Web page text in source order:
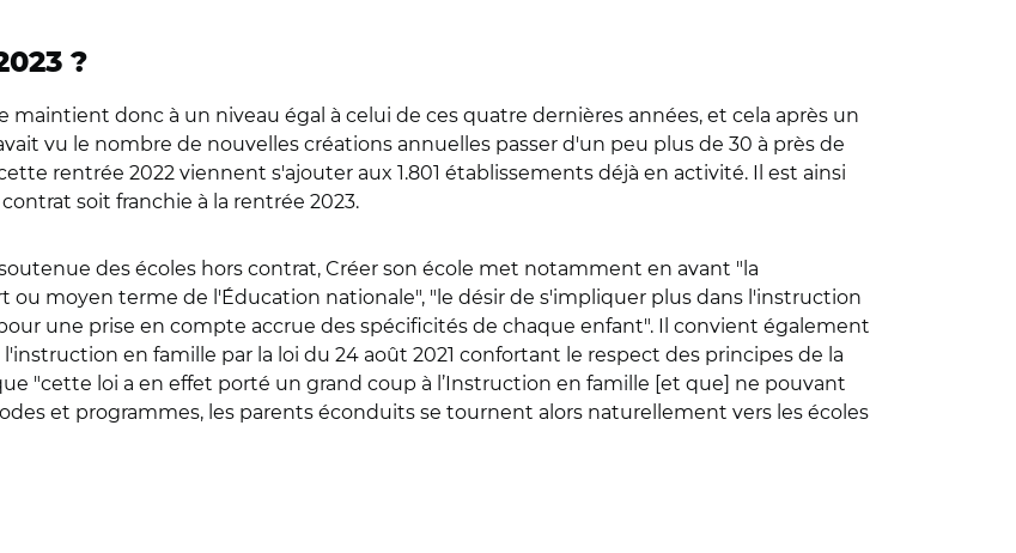
?
maintient donc à un niveau égal à celui de ces quatre dernières années, et cela après un
vu le nombre de nouvelles créations annuelles passer d'un peu plus de 30 à près de
rentrée 2022 viennent s'ajouter aux 1.801 établissements déjà en activité. Il est ainsi
soit franchie à la rentrée 2023.
des écoles hors contrat, Créer son école met notamment en avant "la
moyen terme de l'Éducation nationale", "le désir de s'impliquer plus dans l'instruction
une prise en compte accrue des spécificités de chaque enfant". Il convient également
en famille par la loi du 24 août 2021 confortant le respect des principes de la
"cette loi a en effet porté un grand coup à l’Instruction en famille [et que] ne pouvant
et programmes, les parents éconduits se tournent alors naturellement vers les écoles